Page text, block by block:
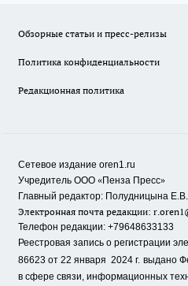
Обзорные статьи и пресс-релизы
Политика конфиденциальности
Редакционная политика
Сетевое издание oren1.ru
Учредитель ООО «Пенза Пресс»
Главный редактор: Полудницына Е.В.
Электронная почта редакции:
Телефон редакции: +79648633133
Реестровая запись о регистрации
86623 от 22 января 2024 г. выдано
в сфере связи, информационных